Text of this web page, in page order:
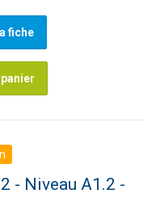
fiche
- Niveau A1.2 -